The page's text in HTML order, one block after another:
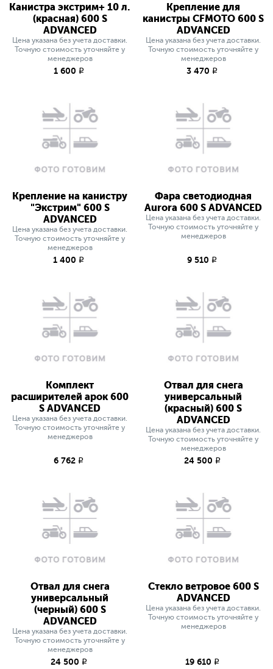
Канистра экстрим+ 10 л.
(красная) 600 S
ADVANCED
Цена указана без учета доставки.
Точную стоимость уточняйте у
менеджеров
1 600 q
Крепление для
канистры CFMOTO 600 S
ADVANCED
Цена указана без учета доставки.
Точную стоимость уточняйте у
менеджеров
3 470 q
Крепление на канистру
"Экстрим" 600 S
ADVANCED
Цена указана без учета доставки.
Точную стоимость уточняйте у
менеджеров
1 400 q
Фара светодиодная
Aurora 600 S ADVANCED
Цена указана без учета доставки.
Точную стоимость уточняйте у
менеджеров
9 510 q
Комплект
расширителей арок 600
S ADVANCED
Цена указана без учета доставки.
Точную стоимость уточняйте у
менеджеров
6 762 q
Отвал для снега
универсальный
(красный) 600 S
ADVANCED
Цена указана без учета доставки.
Точную стоимость уточняйте у
менеджеров
24 500 q
Отвал для снега
универсальный
(черный) 600 S
ADVANCED
Цена указана без учета доставки.
Точную стоимость уточняйте у
менеджеров
24 500 q
Стекло ветровое 600 S
ADVANCED
Цена указана без учета доставки.
Точную стоимость уточняйте у
менеджеров
19 610 q